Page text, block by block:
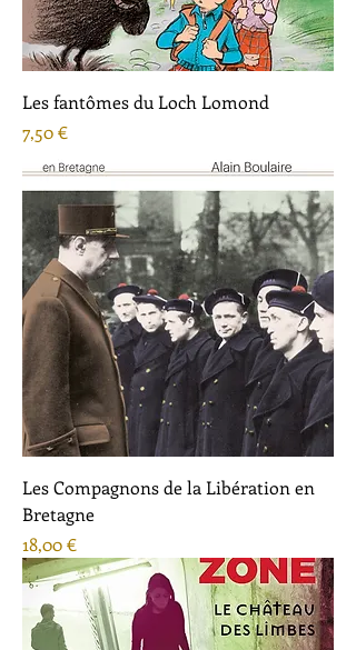
Les fantômes du Loch Lomond
Prix
7,50 €
Les Compagnons de la Libération en
Bretagne
Prix
18,00 €